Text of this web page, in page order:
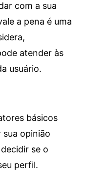
com a sua
a pena é uma
atender às
usuário.
básicos
opinião
se o
perfil.